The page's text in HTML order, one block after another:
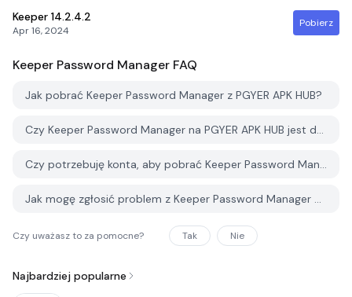
Keeper 14.2.4.2
Apr 16, 2024
Pobierz
Keeper Password Manager FAQ
Jak pobrać Keeper Password Manager z PGYER APK HUB?
Czy Keeper Password Manager na PGYER APK HUB jest darmowy do pobrania?
Czy potrzebuję konta, aby pobrać Keeper Password Manager z PGYER APK HUB?
Jak mogę zgłosić problem z Keeper Password Manager na PGYER APK HUB?
Czy uważasz to za pomocne? Tak Nie
Najbardziej popularne